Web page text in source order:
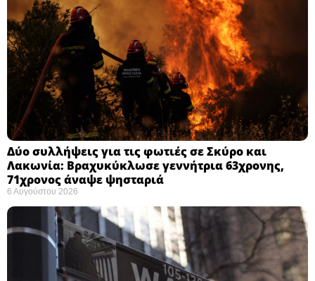
Δύο συλλήψεις για τις φωτιές σε Σκύρο και
Λακωνία: Βραχυκύκλωσε γεννήτρια 63χρονης,
71χρονος άναψε ψησταριά
6 Αυγούστου 2026